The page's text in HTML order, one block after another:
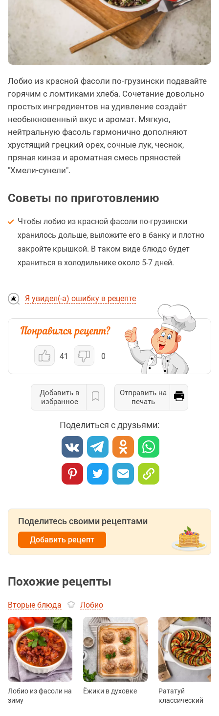
Лобио из красной фасоли по-грузински подавайте
горячим с ломтиками хлеба. Сочетание довольно
простых ингредиентов на удивление создаёт
необыкновенный вкус и аромат. Мягкую,
нейтральную фасоль гармонично дополняют
хрустящий грецкий орех, сочные лук, чеснок,
пряная кинза и ароматная смесь пряностей
"Хмели-сунели".
Советы по приготовлению
Чтобы лобио из красной фасоли по-грузински
хранилось дольше, выложите его в банку и плотно
закройте крышкой. В таком виде блюдо будет
храниться в холодильнике около 5-7 дней.
Я увидел(-а) ошибку в рецепте
41 0
Добавить в
избранное
Отправить на
печать
Поделиться с друзьями:
Поделитесь своими рецептами
Добавить рецепт
Похожие рецепты
Вторые блюда Лобио
Лобио из фасоли на
зиму
Ёжики в духовке
Рататуй
классический